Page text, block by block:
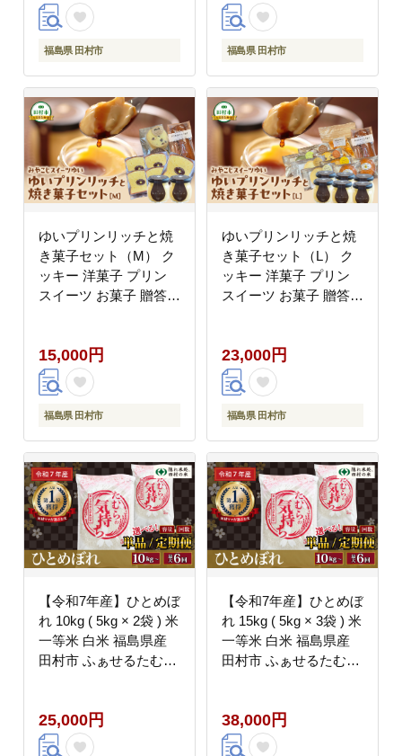
県 みやこじスイーツゆ
い
福島県 田村市
産 手土産 田村市 福島
県 みやこじスイーツゆ
い
福島県 田村市
ゆいプリンリッチと焼
き菓子セット（M） ク
ッキー 洋菓子 プリン
スイーツ お菓子 贈答用
日 お祝い お返し お土
産 手土産 田村市 福島
県 みやこじスイーツゆ
い
15,000円
福島県 田村市
ゆいプリンリッチと焼
き菓子セット（L） ク
ッキー 洋菓子 プリン
スイーツ お菓子 贈答用
日 お祝い お返し お土
産 手土産 田村市 福島
県 みやこじスイーツゆ
い
23,000円
福島県 田村市
【令和7年産】ひとめぼ
れ 10kg ( 5kg × 2袋 ) 米
一等米 白米 福島県産
田村市 ふぁせるたむら
25,000円
【令和7年産】ひとめぼ
れ 15kg ( 5kg × 3袋 ) 米
一等米 白米 福島県産
田村市 ふぁせるたむら
38,000円